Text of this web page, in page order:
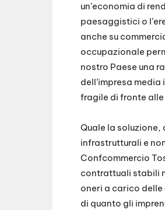
un’economia di
paesaggistici o
anche su
occupazionale
nostro Paese una
dell’impresa
fragile di fronte
Quale la
infrastrutturali e
Confcommercio
contrattuali stabili
oneri a carico
di quanto gli